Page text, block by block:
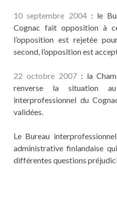
10 septembre 2004 : le
Cognac fait opposition à
l’opposition est rejetée
second, l’opposition est
22 octobre 2007: la
renverse la situation
interprofessionnel du
validées.
Le Bureau
administrative finlandaise
différentes questions